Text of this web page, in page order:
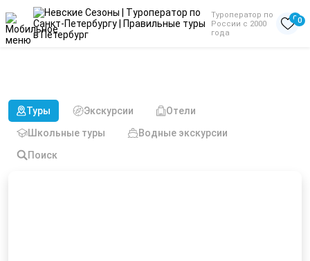
Туроператор по
России с 2000
года
00
Туры Экскурсии
Отели
Школьные туры
Водные экскурсии
Поиск